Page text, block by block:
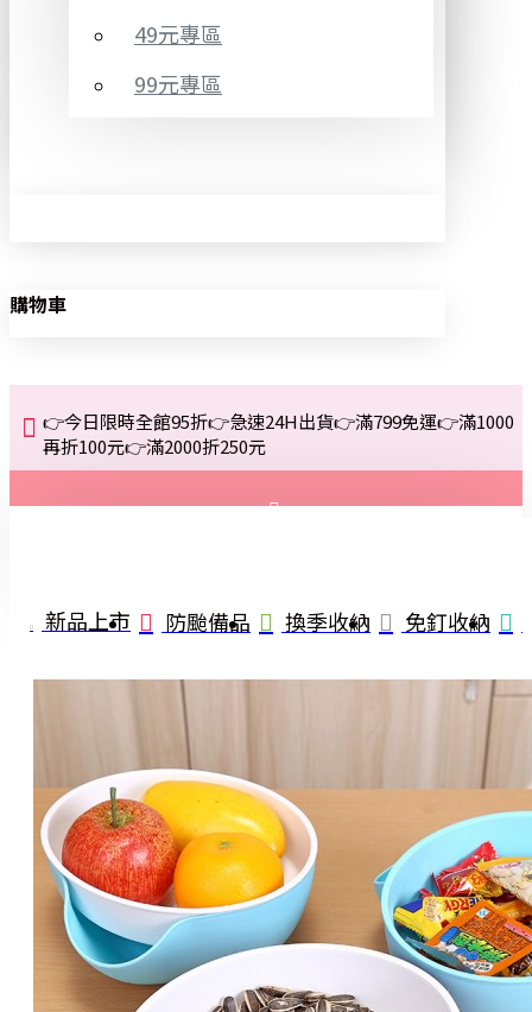
49元專區
99元專區
購物車
👉今日限時全館95折👉急速24H出貨👉滿799免運👉滿1000
再折100元👉滿2000折250元
註冊
詢問
新品上市 防颱備品 換季收納 免釘收納